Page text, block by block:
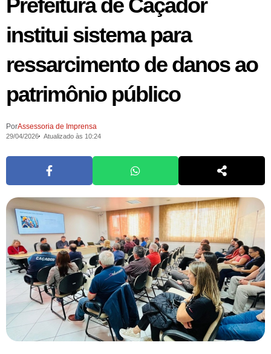
institui sistema para
ressarcimento de danos ao
patrimônio público
PorAssessoria de Imprensa
29/04/2026 Atualizado às 10:24